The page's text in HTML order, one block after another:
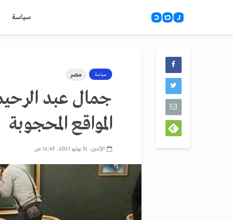
سياسة
سياسة مصر
جمال عبد
المواقع المحجوبة
الإثنين، 31 يوليو 2017، 11:43 ص